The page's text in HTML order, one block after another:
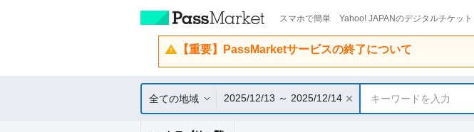
スマホで簡単 Yahoo! JAPANのデジタルチケット
【重要】PassMarketサービスの終了について
全ての地域 2025/12/13 ～ 2025/12/14 キーワードを入力